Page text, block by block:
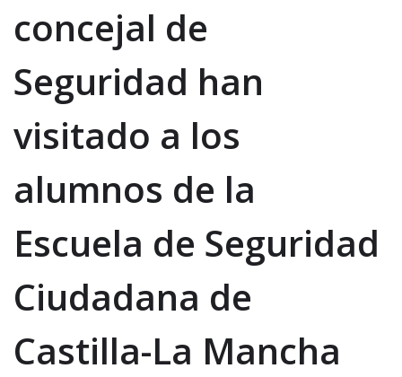
concejal de
Seguridad han
visitado a los
alumnos de la
Escuela de Seguridad
Ciudadana de
Castilla-La Mancha